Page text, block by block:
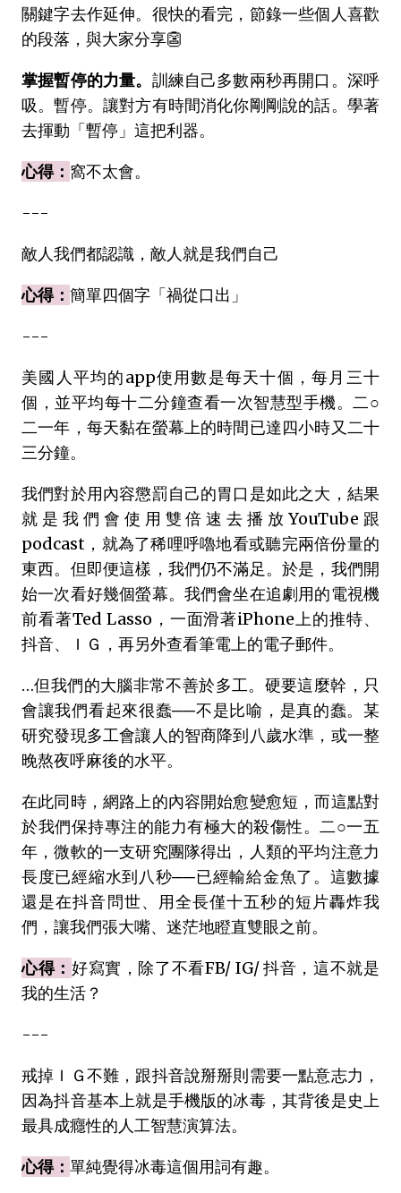
關鍵字去作延伸。很快的看完，節錄一些個人喜歡
的段落，與大家分享👺
掌握暫停的力量。 訓練自己多數兩秒再開口。深呼
吸。暫停。讓對方有時間消化你剛剛說的話。學著
去揮動「暫停」這把利器。
心得： 窩不太會。
---
敵人我們都認識，敵人就是我們自己
心得： 簡單四個字「禍從口出」
---
美國人平均的app使用數是每天十個，每月三十
個，並平均每十二分鐘查看一次智慧型手機。二○
二一年，每天黏在螢幕上的時間已達四小時又二十
三分鐘。
我們對於用內容懲罰自己的胃口是如此之大，結果
就是我們會使用雙倍速去播放YouTube跟
podcast，就為了稀哩呼嚕地看或聽完兩倍份量的
東西。但即便這樣，我們仍不滿足。於是，我們開
始一次看好幾個螢幕。我們會坐在追劇用的電視機
前看著Ted Lasso，一面滑著iPhone上的推特、
抖音、ＩＧ，再另外查看筆電上的電子郵件。
…但我們的大腦非常不善於多工。硬要這麼幹，只
會讓我們看起來很蠢──不是比喻，是真的蠢。某
研究發現多工會讓人的智商降到八歲水準，或一整
晚熬夜呼麻後的水平。
在此同時，網路上的內容開始愈變愈短，而這點對
於我們保持專注的能力有極大的殺傷性。二○一五
年，微軟的一支研究團隊得出，人類的平均注意力
長度已經縮水到八秒──已經輸給金魚了。這數據
還是在抖音問世、用全長僅十五秒的短片轟炸我
們，讓我們張大嘴、迷茫地瞪直雙眼之前。
心得： 好寫實，除了不看FB/ IG/ 抖音，這不就是
我的生活？
---
戒掉ＩＧ不難，跟抖音說掰掰則需要一點意志力，
因為抖音基本上就是手機版的冰毒，其背後是史上
最具成癮性的人工智慧演算法。
心得： 單純覺得冰毒這個用詞有趣。